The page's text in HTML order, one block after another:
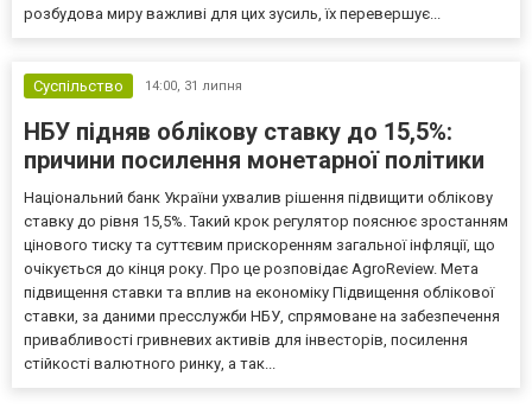
розбудова миру важливі для цих зусиль, їх перевершує...
Суспільство 14:00, 31 липня
НБУ підняв облікову ставку до 15,5%:
причини посилення монетарної політики
Національний банк України ухвалив рішення підвищити облікову
ставку до рівня 15,5%. Такий крок регулятор пояснює зростанням
цінового тиску та суттєвим прискоренням загальної інфляції, що
очікується до кінця року. Про це розповідає AgroReview. Мета
підвищення ставки та вплив на економіку Підвищення облікової
ставки, за даними пресслужби НБУ, спрямоване на забезпечення
привабливості гривневих активів для інвесторів, посилення
стійкості валютного ринку, а так...